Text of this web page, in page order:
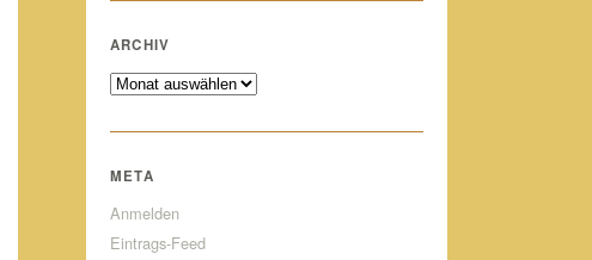
ARCHIV
Archiv
META
Anmelden
Eintrags-Feed